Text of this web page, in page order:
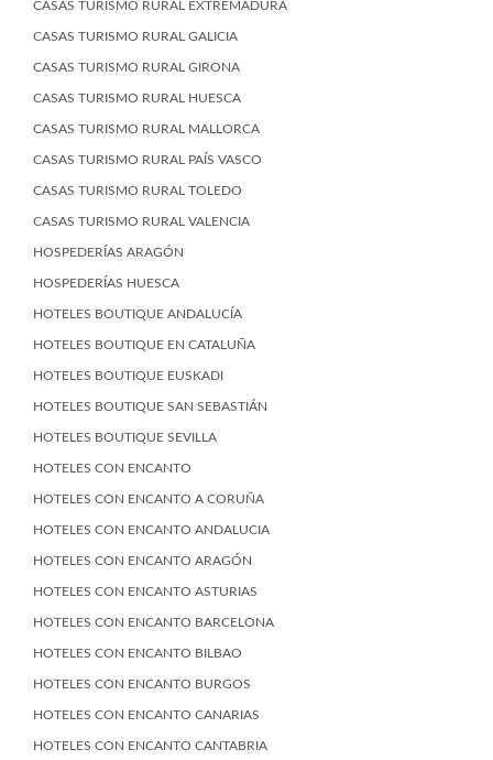
CASAS TURISMO RURAL EXTREMADURA
CASAS TURISMO RURAL GALICIA
CASAS TURISMO RURAL GIRONA
CASAS TURISMO RURAL HUESCA
CASAS TURISMO RURAL MALLORCA
CASAS TURISMO RURAL PAÍS VASCO
CASAS TURISMO RURAL TOLEDO
CASAS TURISMO RURAL VALENCIA
HOSPEDERÍAS ARAGÓN
HOSPEDERÍAS HUESCA
HOTELES BOUTIQUE ANDALUCÍA
HOTELES BOUTIQUE EN CATALUÑA
HOTELES BOUTIQUE EUSKADI
HOTELES BOUTIQUE SAN SEBASTIÁN
HOTELES BOUTIQUE SEVILLA
HOTELES CON ENCANTO
HOTELES CON ENCANTO A CORUÑA
HOTELES CON ENCANTO ANDALUCIA
HOTELES CON ENCANTO ARAGÓN
HOTELES CON ENCANTO ASTURIAS
HOTELES CON ENCANTO BARCELONA
HOTELES CON ENCANTO BILBAO
HOTELES CON ENCANTO BURGOS
HOTELES CON ENCANTO CANARIAS
HOTELES CON ENCANTO CANTABRIA